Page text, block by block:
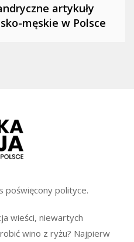
artykuły
męskie w Polsce
poświęcony polityce.
wieści, niewartych
wino z ryżu? Najpierw